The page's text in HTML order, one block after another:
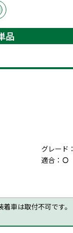
品
グレード：
適合：
車は取付不可です。